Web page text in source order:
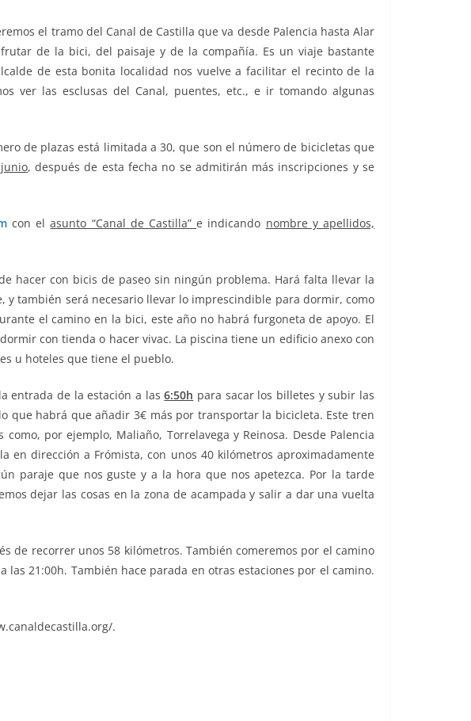
el tramo del Canal de Castilla que va desde Palencia hasta Alar
de la bici, del paisaje y de la compañía. Es un viaje bastante
de esta bonita localidad nos vuelve a facilitar el recinto de la
ver las esclusas del Canal, puentes, etc., e ir tomando algunas
de plazas está limitada a 30, que son el número de bicicletas que
, después de esta fecha no se admitirán más inscripciones y se
con elasunto “Canal de Castilla”e indicando nombre y apellidos,
hacer con bicis de paseo sin ningún problema. Hará falta llevar la
también será necesario llevar lo imprescindible para dormir, como
el camino en la bici, este año no habrá furgoneta de apoyo. El
con tienda o hacer vivac. La piscina tiene un edificio anexo con
u hoteles que tiene el pueblo.
entrada de la estación a las6:50h para sacar los billetes y subir las
que habrá que añadir 3€ más por transportar la bicicleta. Este tren
por ejemplo, Maliaño, Torrelavega y Reinosa. Desde Palencia
dirección a Frómista, con unos 40 kilómetros aproximadamente
paraje que nos guste y a la hora que nos apetezca. Por la tarde
dejar las cosas en la zona de acampada y salir a dar una vuelta
de recorrer unos 58 kilómetros. También comeremos por el camino
las 21:00h. También hace parada en otras estaciones por el camino.
.